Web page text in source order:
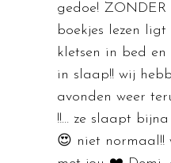
gedoe! ZONDER
boekjes lezen
kletsen in bed
in slaap!! wij
avonden weer
!!… ze slaapt
😍 niet normaal!!